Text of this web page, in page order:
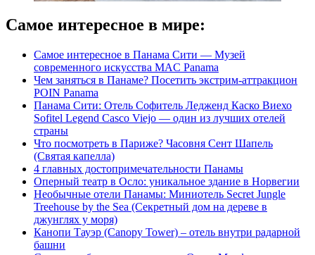
Самое интересное в мире:
Самое интересное в Панама Сити — Музей
современного искусства МAC Panamа
Чем заняться в Панаме? Посетить экстрим-аттракцион
POIN Panama
Панама Сити: Отель Софитель Ледженд Каско Виехо
Sofitel Legend Casco Viejo — один из лучших отелей
страны
Что посмотреть в Париже? Часовня Сент Шапель
(Святая капелла)
4 главных достопримечательности Панамы
Оперный театр в Осло: уникальное здание в Норвегии
Необычные отели Панамы: Миниотель Secret Jungle
Treehouse by the Sea (Секретный дом на дереве в
джунглях у моря)
Канопи Тауэр (Canopy Tower) – отель внутри радарной
башни